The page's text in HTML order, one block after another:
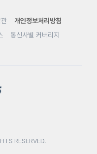
개인정보처리방침
통신사별 커버리지
RESERVED.